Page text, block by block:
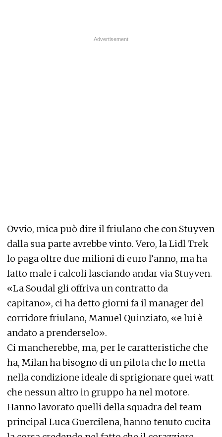
Ovvio, mica può dire il friulano che con Stuyven
dalla sua parte avrebbe vinto. Vero, la Lidl Trek
lo paga oltre due milioni di euro l’anno, ma ha
fatto male i calcoli lasciando andar via Stuyven.
«La Soudal gli offriva un contratto da
capitano», ci ha detto giorni fa il manager del
corridore friulano, Manuel Quinziato, «e lui è
andato a prenderselo».
Ci mancherebbe, ma, per le caratteristiche che
ha, Milan ha bisogno di un pilota che lo metta
nella condizione ideale di sprigionare quei watt
che nessun altro in gruppo ha nel motore.
Hanno lavorato quelli della squadra del team
principal Luca Guercilena, hanno tenuto cucita